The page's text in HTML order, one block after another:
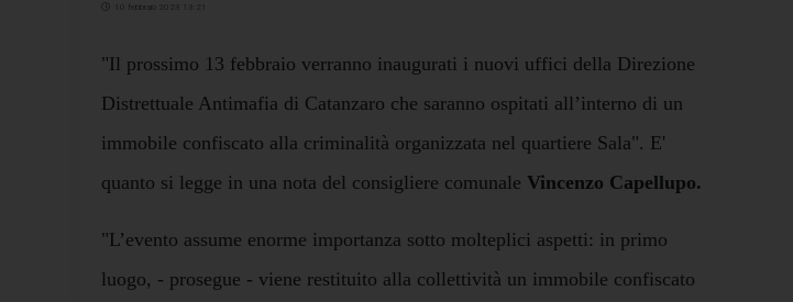
10 febbraio 2023 13:21
"Il prossimo 13 febbraio verranno inaugurati i nuovi uffici della Direzione
Distrettuale Antimafia di Catanzaro che saranno ospitati all’interno di un
immobile confiscato alla criminalità organizzata nel quartiere Sala". E'
quanto si legge in una nota del consigliere comunale Vincenzo Capellupo.
"L’evento assume enorme importanza sotto molteplici aspetti: in primo
luogo, - prosegue - viene restituito alla collettività un immobile confiscato